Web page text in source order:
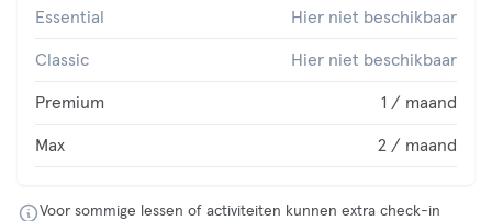
Essential Hier niet beschikbaar
Classic Hier niet beschikbaar
Premium 1 / maand
Max 2 / maand
Voor sommige lessen of activiteiten kunnen extra check-in